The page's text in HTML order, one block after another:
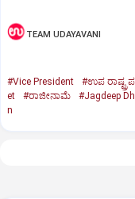
TEAM UDAYAVANI
#Vice President #ಉಪ
et
#ರಾಜೀನಾಮೆ #Jagdeep
n